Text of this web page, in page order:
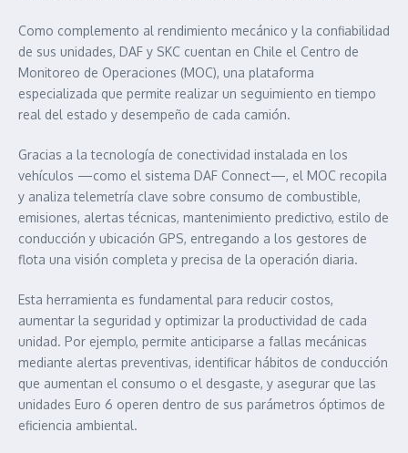
Como complemento al rendimiento mecánico y la confiabilidad
de sus unidades, DAF y SKC cuentan en Chile el Centro de
Monitoreo de Operaciones (MOC), una plataforma
especializada que permite realizar un seguimiento en tiempo
real del estado y desempeño de cada camión.
Gracias a la tecnología de conectividad instalada en los
vehículos —como el sistema DAF Connect—, el MOC recopila
y analiza telemetría clave sobre consumo de combustible,
emisiones, alertas técnicas, mantenimiento predictivo, estilo de
conducción y ubicación GPS, entregando a los gestores de
flota una visión completa y precisa de la operación diaria.
Esta herramienta es fundamental para reducir costos,
aumentar la seguridad y optimizar la productividad de cada
unidad. Por ejemplo, permite anticiparse a fallas mecánicas
mediante alertas preventivas, identificar hábitos de conducción
que aumentan el consumo o el desgaste, y asegurar que las
unidades Euro 6 operen dentro de sus parámetros óptimos de
eficiencia ambiental.